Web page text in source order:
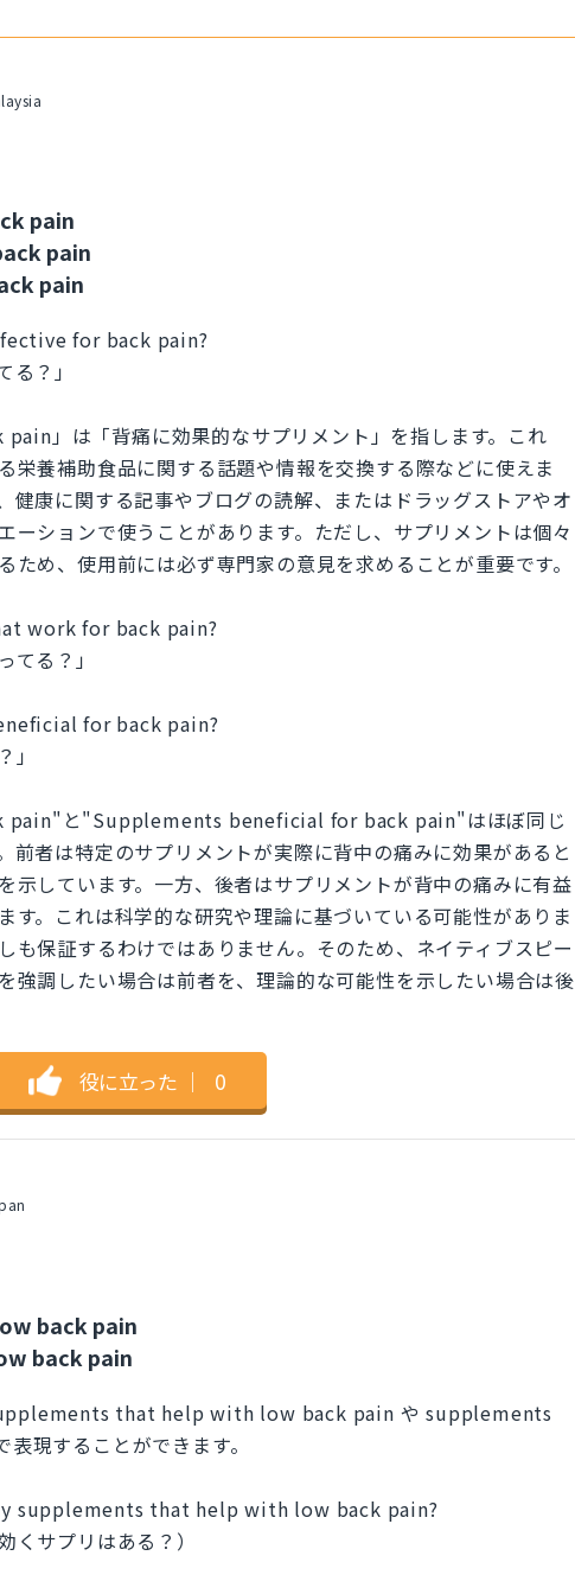
pain
pain
pain
for back pain?
る？」
」は「背痛に効果的なサプリメント」を指します。これ
栄養補助食品に関する話題や情報を交換する際などに使えま
健康に関する記事やブログの読解、またはドラッグストアやオ
ーションで使うことがあります。ただし、サプリメントは個々
め、使用前には必ず専門家の意見を求めることが重要です。
work for back pain?
てる？」
for back pain?
」
と"Supplements beneficial for back pain"はほぼ同じ
前者は特定のサプリメントが実際に背中の痛みに効果があると
示しています。一方、後者はサプリメントが背中の痛みに有益
す。これは科学的な研究や理論に基づいている可能性がありま
も保証するわけではありません。そのため、ネイティブスピー
強調したい場合は前者を、理論的な可能性を示したい場合は後
役に立った ｜ 0
back pain
back pain
supplements that help with low back pain や supplements
現することができます。
supplements that help with low back pain?
くサプリはある？）